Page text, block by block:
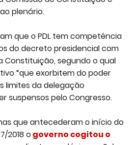
plenário.
que o PDL tem competência
do decreto presidencial com
Constituição, segundo o qual
“que exorbitem do poder
limites da delegação
suspensos pelo Congresso.
que antecederam o início do
2018 ogoverno cogitou o